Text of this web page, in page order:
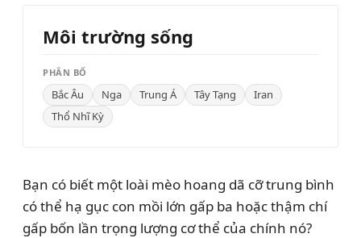
Môi trường sống
PHÂN BỐ
Bắc Âu Nga Trung Á Tây Tạng
Iran
Thổ Nhĩ Kỳ
Bạn có biết một loài mèo hoang dã cỡ trung bình
có thể hạ gục con mồi lớn gấp ba hoặc thậm chí
gấp bốn lần trọng lượng cơ thể của chính nó?